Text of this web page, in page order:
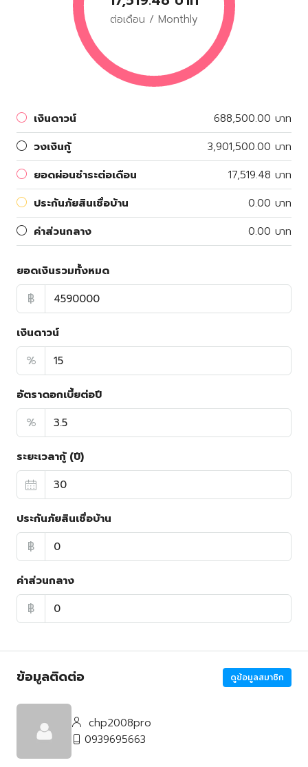
ต่อเดือน / Monthly
เงินดาวน์
688,500.00 บาท
วงเงินกู้
3,901,500.00 บาท
ยอดผ่อนชำระต่อเดือน
17,519.48 บาท
ประกันภัยสินเชื่อบ้าน
0.00 บาท
ค่าส่วนกลาง
0.00 บาท
ยอดเงินรวมทั้งหมด
฿
เงินดาวน์
%
อัตราดอกเบี้ยต่อปี
%
ระยะเวลากู้ (ปี)
ประกันภัยสินเชื่อบ้าน
฿
ค่าส่วนกลาง
฿
ข้อมูลติดต่อ ดูข้อมูลสมาชิก
chp2008pro
0939695663